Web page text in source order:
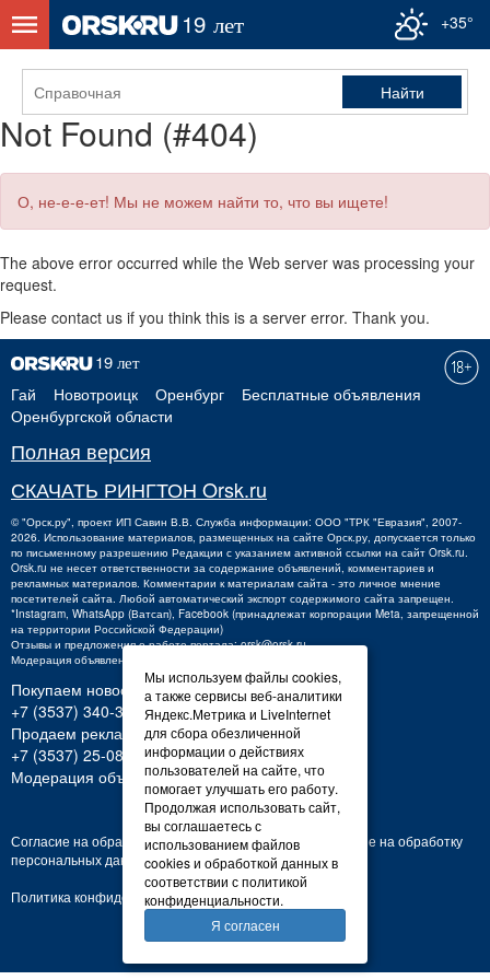
+35°
Not Found (#404)
О, не-е-е-ет! Мы не можем найти то, что вы ищете!
The above error occurred while the Web server was processing your
request.
Please contact us if you think this is a server error. Thank you.
Гай Новотроицк Оренбург
Бесплатные объявления
Оренбургской области
Полная версия
СКАЧАТЬ РИНГТОН Orsk.ru
©"Орск.ру", проект ИП Савин В.В. Служба информации: ООО "ТРК "Евразия", 2007-
2026. Использование материалов, размещенных на сайте Орск.ру, допускается только
по письменному разрешению Редакции с указанием активной ссылки на сайт Orsk.ru.
Orsk.ru не несет ответственности за содержание объявлений, комментариев и
рекламных материалов. Комментарии к материалам сайта - это личное мнение
посетителей сайта. Любой автоматический экспорт содержимого сайта запрещен.
*Instagram, WhatsApp (Ватсап), Facebook (принадлежат корпорации Meta, запрещенной
на территории Российской Федерации)
Отзывы и предложения о работе портала:orsk@orsk.ru
Модерация объявлений +7 (3537) 32-71-28
Покупаем новости:
+7 (3537) 340-300,340300@orsk.ru
Продаем рекламу:
+7 (3537) 25-08-07;250807@orsk.ru
Модерация объявлений: +7 (3537) 32-71-28
Согласие на обработку персональных данных
Согласие на обработку
персональных данных
Политика конфиденциальности
Мы используем файлы cookies,
а также сервисы веб-аналитики
Яндекс.Метрика и LiveInternet
для сбора обезличенной
информации о действиях
пользователей на сайте, что
помогает улучшать его работу.
Продолжая использовать сайт,
вы соглашаетесь с
использованием файлов
cookies и обработкой данных в
соответствии с политикой
конфиденциальности.
Я согласен